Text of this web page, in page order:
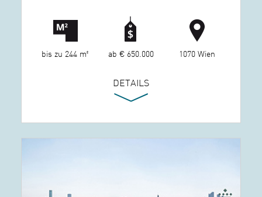
bis zu 244 m² ab € 650.000 1070 Wien
DETAILS